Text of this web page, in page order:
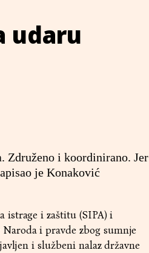
udaru
Združeno i koordinirano. Jer
je Konaković
istrage i zaštitu (SIPA) i
i pravde zbog sumnje
i službeni nalaz državne